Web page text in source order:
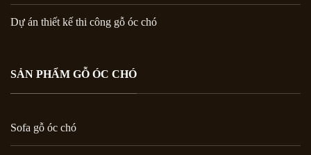
Dự án thiết kế thi công gỗ óc chó
SẢN PHẨM GỖ ÓC CHÓ
Sofa gỗ óc chó